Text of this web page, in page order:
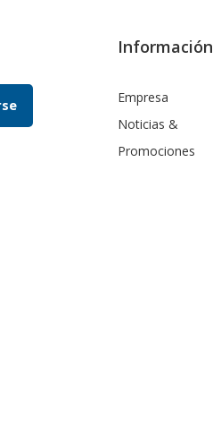
Información
Empresa
Noticias &
Promociones